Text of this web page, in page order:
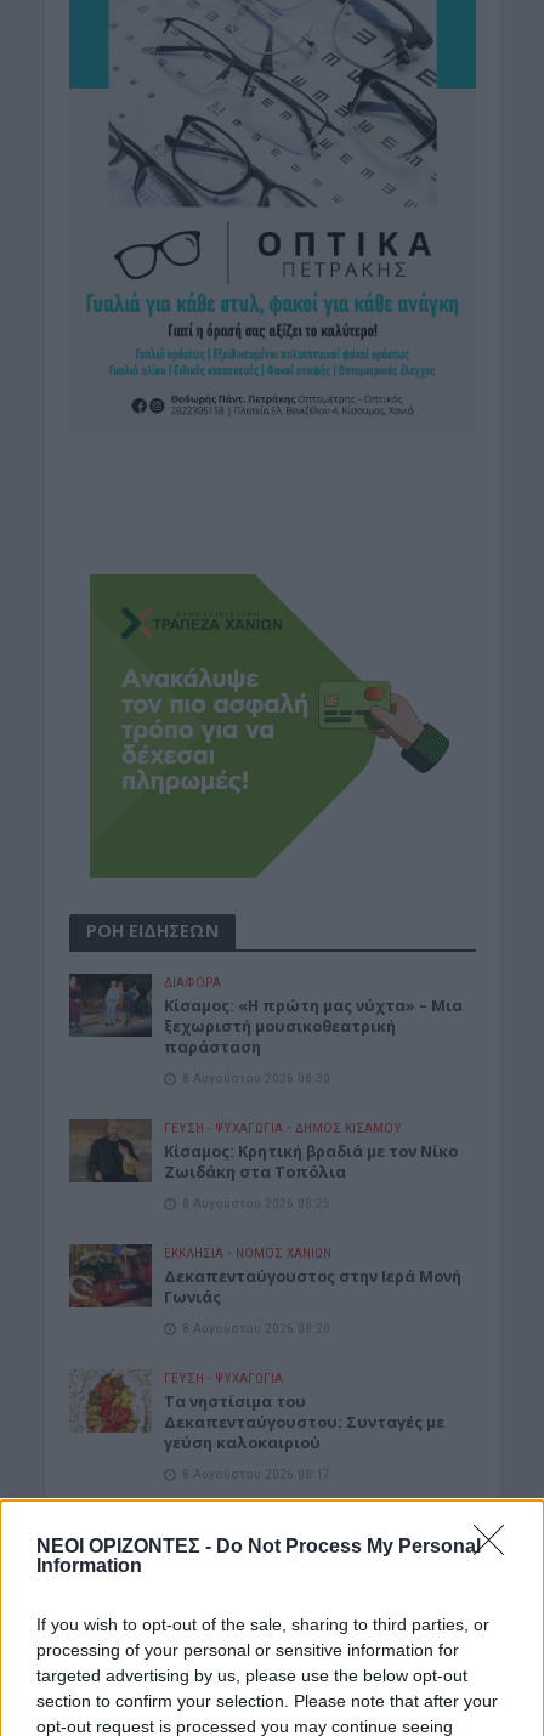
ΝΕΟΙ ΟΡΙΖΟΝΤΕΣ - Do Not Process My Personal
Information
If you wish to opt-out of the sale, sharing to third parties, or
processing of your personal or sensitive information for
targeted advertising by us, please use the below opt-out
section to confirm your selection. Please note that after your
opt-out request is processed you may continue seeing
ΡΟΗ ΕΙΔΗΣΕΩΝ
ΔΙΆΦΟΡΑ
Κίσαμος: «Η πρώτη μας νύχτα» – Μια
ξεχωριστή μουσικοθεατρική
παράσταση
8 Αυγούστου 2026 08:30
ΓΕΎΣΗ - ΨΥΧΑΓΩΓΊΑ • ΔΉΜΟΣ ΚΙΣΆΜΟΥ
Kίσαμος: Κρητική βραδιά με τον Νίκο
Ζωιδάκη στα Τοπόλια
8 Αυγούστου 2026 08:25
ΕΚΚΛΗΣΙΑ • ΝΟΜΌΣ ΧΑΝΊΩΝ
Δεκαπενταύγουστος στην Ιερά Μονή
Γωνιάς
8 Αυγούστου 2026 08:20
ΓΕΎΣΗ - ΨΥΧΑΓΩΓΊΑ
Τα νηστίσιμα του
Δεκαπενταύγουστου: Συνταγές με
γεύση καλοκαιριού
8 Αυγούστου 2026 08:17
Μπλεκ: O ήρωας που έδερνε τους
8 Αυγούστου 2026 08:14
ΚΡΗΤΗ
Κρήτη: O καιρός του Σαββάτου 8
Αυγούστου